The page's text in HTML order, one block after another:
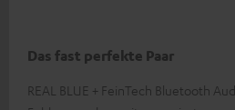
Das fast perfekte Paar
REAL BLUE + FeinTech Bluetooth